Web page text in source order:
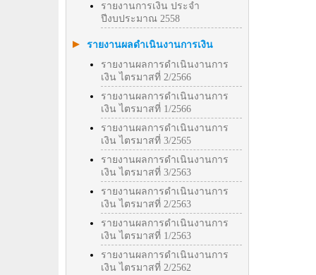
รายงานการเงิน ประจำ
ปีงบประมาณ 2558
รายงานผลดำเนินงานการเงิน
รายงานผลการดำเนินงานการ
เงิน ไตรมาสที่ 2/2566
รายงานผลการดำเนินงานการ
เงิน ไตรมาสที่ 1/2566
รายงานผลการดำเนินงานการ
เงิน ไตรมาสที่ 3/2565
รายงานผลการดำเนินงานการ
เงิน ไตรมาสที่ 3/2563
รายงานผลการดำเนินงานการ
เงิน ไตรมาสที่ 2/2563
รายงานผลการดำเนินงานการ
เงิน ไตรมาสที่ 1/2563
รายงานผลการดำเนินงานการ
เงิน ไตรมาสที่ 2/2562